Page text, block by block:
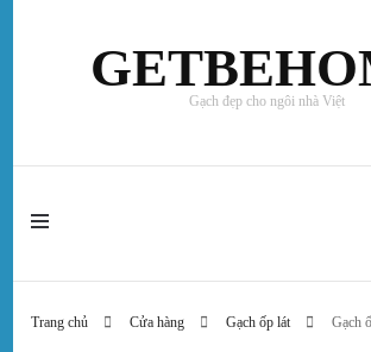
Gạch đẹp cho ngôi nhà Việt
Trang chủ Cửa hàng Gạch ốp lát Gạch